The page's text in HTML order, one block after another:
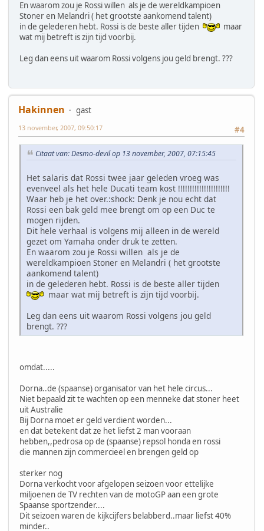
En waarom zou je Rossi willen als je de wereldkampioen
Stoner en Melandri ( het grootste aankomend talent)
in de gelederen hebt. Rossi is de beste aller tijden
maar
wat mij betreft is zijn tijd voorbij.
Leg dan eens uit waarom Rossi volgens jou geld brengt. ???
Hakinnen
gast
#4
13 november, 2007, 09:50:17
Citaat van: Desmo-devil op 13 november, 2007, 07:15:45
Het salaris dat Rossi twee jaar geleden vroeg was
evenveel als het hele Ducati team kost !!!!!!!!!!!!!!!!!!!!!!
Waar heb je het over.:shock: Denk je nou echt dat
Rossi een bak geld mee brengt om op een Duc te
mogen rijden.
Dit hele verhaal is volgens mij alleen in de wereld
gezet om Yamaha onder druk te zetten.
En waarom zou je Rossi willen als je de
wereldkampioen Stoner en Melandri ( het grootste
aankomend talent)
in de gelederen hebt. Rossi is de beste aller tijden
maar wat mij betreft is zijn tijd voorbij.
Leg dan eens uit waarom Rossi volgens jou geld
brengt. ???
omdat.....
Dorna..de (spaanse) organisator van het hele circus...
Niet bepaald zit te wachten op een menneke dat stoner heet
uit Australie
Bij Dorna moet er geld verdient worden...
en dat betekent dat ze het liefst 2 man vooraan
hebben,,pedrosa op de (spaanse) repsol honda en rossi
die mannen zijn commercieel en brengen geld op
sterker nog
Dorna verkocht voor afgelopen seizoen voor ettelijke
miljoenen de TV rechten van de motoGP aan een grote
Spaanse sportzender....
Dit seizoen waren de kijkcijfers belabberd..maar liefst 40%
minder..